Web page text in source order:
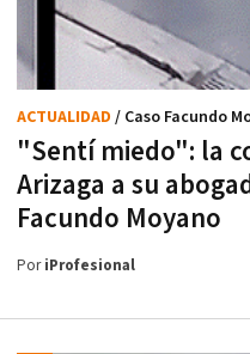
"Sentí miedo": la
Arizaga a su
Facundo Moyano
ACTUALIDAD / Caso Facundo
PoriProfesional